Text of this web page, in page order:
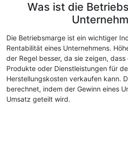
Was ist die
Die Betriebsmarge ist ein wichtiger
Rentabilität eines Unternehmens.
der Regel besser, da sie zeigen,
Produkte oder Dienstleistungen für
Herstellungskosten verkaufen kann.
berechnet, indem der Gewinn eines
Umsatz geteilt wird.